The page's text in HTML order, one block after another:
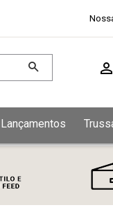
Lançamentos